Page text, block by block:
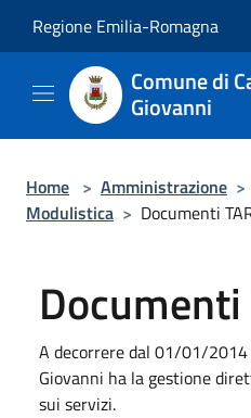
Regione Emilia-Romagna
Comune di
Giovanni
Home > Amministrazione >
Modulistica > Documenti
Documenti
A decorrere dal 01/01/2014
Giovanni ha la gestione
sui servizi.